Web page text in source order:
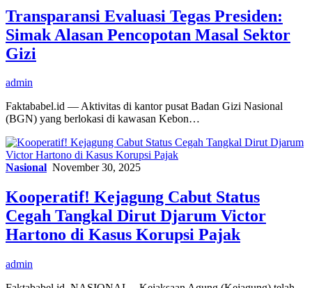
Transparansi Evaluasi Tegas Presiden:
Simak Alasan Pencopotan Masal Sektor
Gizi
admin
Faktababel.id — Aktivitas di kantor pusat Badan Gizi Nasional
(BGN) yang berlokasi di kawasan Kebon…
Nasional November 30, 2025
Kooperatif! Kejagung Cabut Status
Cegah Tangkal Dirut Djarum Victor
Hartono di Kasus Korupsi Pajak
admin